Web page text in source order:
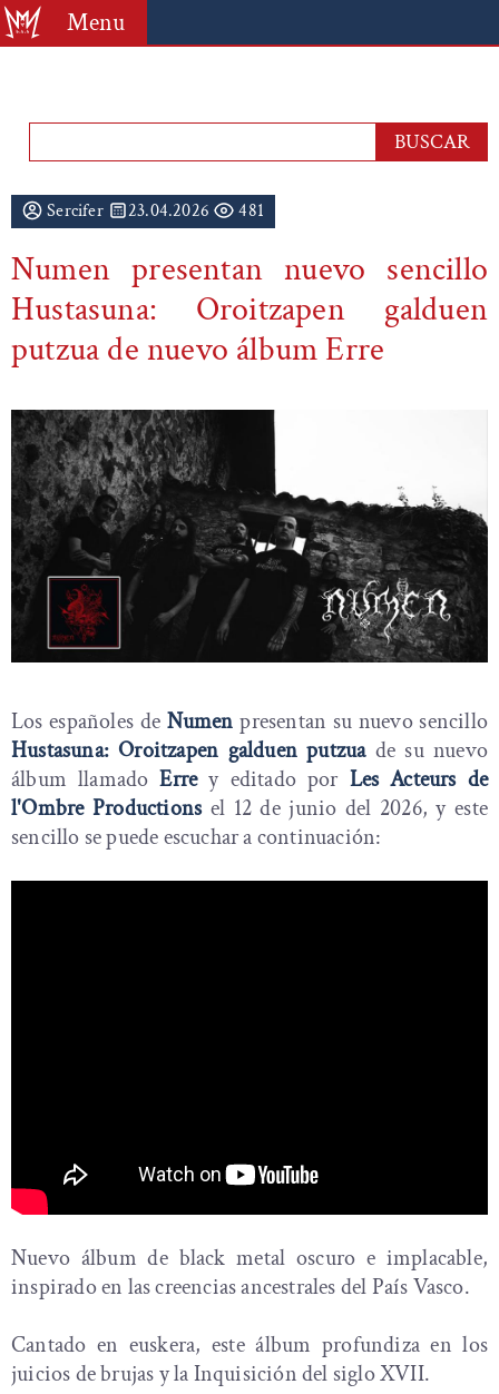
Menu
Sercifer 23.04.2026 481
Numen presentan nuevo sencillo
Hustasuna: Oroitzapen galduen
putzua de nuevo álbum Erre
Los españoles de Numen presentan su nuevo sencillo
Hustasuna: Oroitzapen galduen putzuade su nuevo
álbum llamadoErrey editado por Les Acteurs de
l'Ombre Productionsel 12 de junio del 2026, y este
sencillo se puede escuchar a continuación:
Nuevo álbum de black metal oscuro e implacable,
inspirado en las creencias ancestrales del País Vasco.
Cantado en euskera, este álbum profundiza en los
juicios de brujas y la Inquisición del siglo XVII.